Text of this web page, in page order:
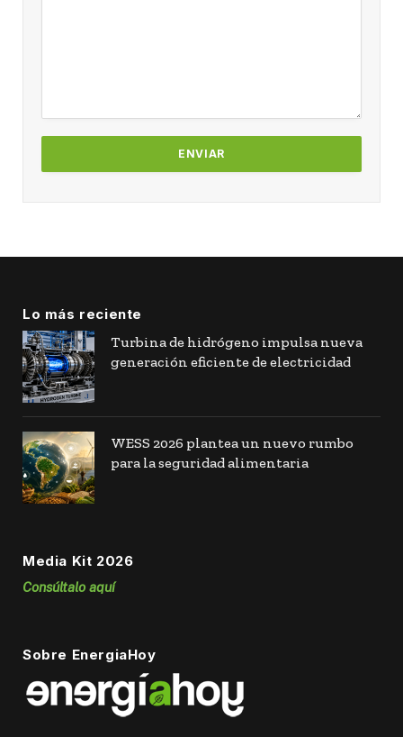
Lo más reciente
Turbina de hidrógeno impulsa nueva
generación eficiente de electricidad
WESS 2026 plantea un nuevo rumbo
para la seguridad alimentaria
Media Kit 2026
Consúltalo aquí
Sobre EnergiaHoy